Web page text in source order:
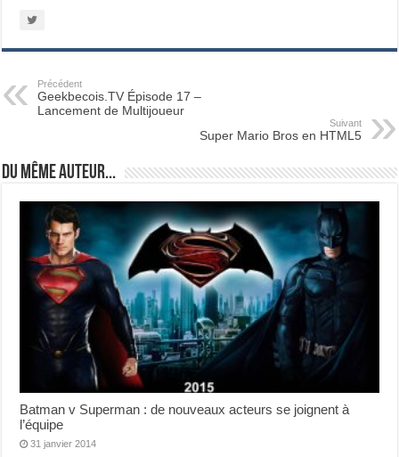
Précédent
Geekbecois.TV Épisode 17 –
Lancement de Multijoueur
Suivant
Super Mario Bros en HTML5
Du même auteur...
Batman v Superman : de nouveaux acteurs se joignent à
l’équipe
31 janvier 2014